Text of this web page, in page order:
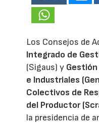
Los Consejos de
Integrado de
(Sigaus) y
e Industriales
Colectivos de
del Productor
la presidencia de